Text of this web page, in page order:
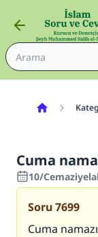
Cuma
10/
Soru7699
Cuma